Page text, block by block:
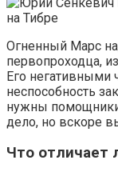
Огненный Марс
первопроходца,
Его негативными
неспособность
нужны
дело, но вскоре
Что отличает